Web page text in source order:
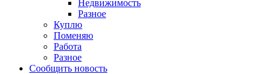
Недвижимость
Разное
Куплю
Поменяю
Работа
Разное
Сообщить новость